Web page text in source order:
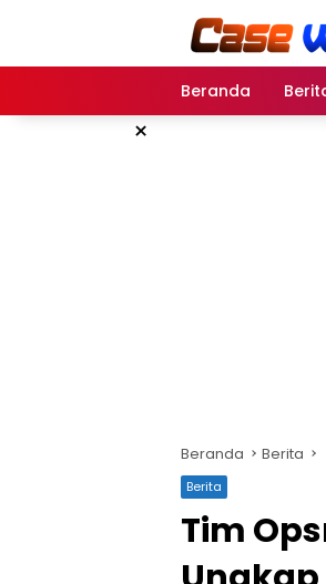
Beranda
×
Beranda Berita
Berita
Tim